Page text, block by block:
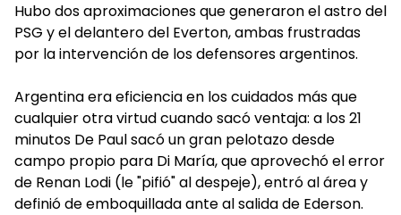
Hubo dos aproximaciones que generaron el astro del
PSG y el delantero del Everton, ambas frustradas
por la intervención de los defensores argentinos.
Argentina era eficiencia en los cuidados más que
cualquier otra virtud cuando sacó ventaja: a los 21
minutos De Paul sacó un gran pelotazo desde
campo propio para Di María, que aprovechó el error
de Renan Lodi (le "pifió" al despeje), entró al área y
definió de emboquillada ante al salida de Ederson.